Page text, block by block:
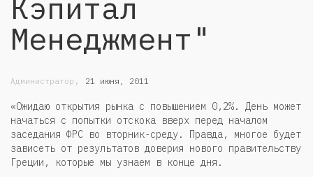
Менеджмент"
Администратор , 21 июня, 2011
«Ожидаю открытия рынка с повышением 0,2%. День может
начаться с попытки отскока вверх перед началом
заседания ФРС во вторник-среду. Правда, многое будет
зависеть от результатов доверия нового правительству
Греции, которые мы узнаем в конце дня.